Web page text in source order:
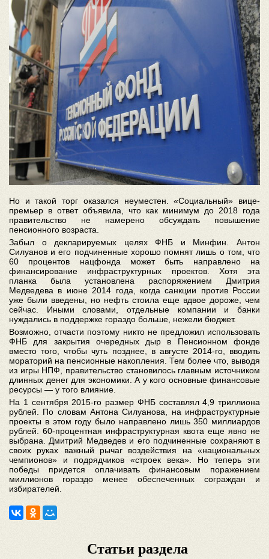
Но и такой торг оказался неуместен. «Социальный» вице-
премьер в ответ объявила, что как минимум до 2018 года
правительство не намерено обсуждать повышение
пенсионного возраста.
Забыл о декларируемых целях ФНБ и Минфин. Антон
Силуанов и его подчиненные хорошо помнят лишь о том, что
60 процентов нацфонда может быть направлено на
финансирование инфраструктурных проектов. Хотя эта
планка была установлена распоряжением Дмитрия
Медведева в июне 2014 года, когда санкции против России
уже были введены, но нефть стоила еще вдвое дороже, чем
сейчас. Иными словами, отдельные компании и банки
нуждались в поддержке гораздо больше, нежели бюджет.
Возможно, отчасти поэтому никто не предложил использовать
ФНБ для закрытия очередных дыр в Пенсионном фонде
вместо того, чтобы чуть позднее, в августе 2014-го, вводить
мораторий на пенсионные накопления. Тем более что, выводя
из игры НПФ, правительство становилось главным источником
длинных денег для экономики. А у кого основные финансовые
ресурсы — у того влияние.
На 1 сентября 2015-го размер ФНБ составлял 4,9 триллиона
рублей. По словам Антона Силуанова, на инфраструктурные
проекты в этом году было направлено лишь 350 миллиардов
рублей. 60-процентная инфраструктурная квота еще явно не
выбрана. Дмитрий Медведев и его подчиненные сохраняют в
своих руках важный рычаг воздействия на «национальных
чемпионов» и подрядчиков «строек века». Но теперь эти
победы придется оплачивать финансовым поражением
миллионов гораздо менее обеспеченных сограждан и
избирателей.
Статьи раздела